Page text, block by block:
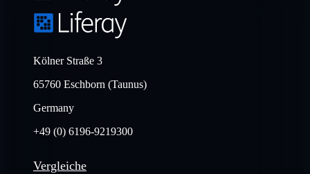
Kölner Straße 3
65760 Eschborn (Taunus)
Germany
+49 (0) 6196-9219300
Vergleiche